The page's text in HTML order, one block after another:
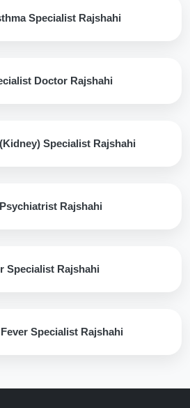
Specialist Rajshahi
Doctor Rajshahi
Specialist Rajshahi
Rajshahi
Specialist Rajshahi
Specialist Rajshahi